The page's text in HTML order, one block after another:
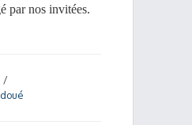
par nos invitées.
/